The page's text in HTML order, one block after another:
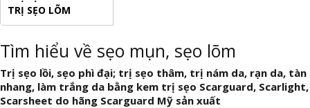
TRỊ SẸO LÕM
Tìm hiểu về sẹo mụn, sẹo lõm
Trị sẹo lồi, sẹo phì đại; trị sẹo thâm, trị nám da, rạn da, tàn
nhang, làm trắng da bằng kem trị sẹo Scarguard, Scarlight,
Scarsheet do hãng Scarguard Mỹ sản xuất